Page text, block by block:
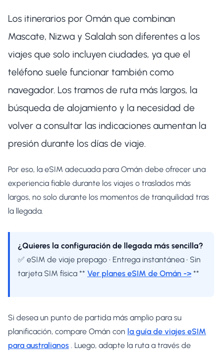
Los itinerarios por Omán que combinan
Mascate, Nizwa y Salalah son diferentes a los
viajes que solo incluyen ciudades, ya que el
teléfono suele funcionar también como
navegador. Los tramos de ruta más largos, la
búsqueda de alojamiento y la necesidad de
volver a consultar las indicaciones aumentan la
presión durante los días de viaje.
Por eso, la eSIM adecuada para Omán debe ofrecer una
experiencia fiable durante los viajes o traslados más
largos, no solo durante los momentos de tranquilidad tras
la llegada.
¿Quieres la configuración de llegada más sencilla?
✅ eSIM de viaje prepago • Entrega instantánea • Sin
tarjeta SIM física ** Ver planes eSIM de Omán -> **
Si desea un punto de partida más amplio para su
planificación, compare Omán con la guía de viajes eSIM
para australianos . Luego, adapte la ruta a través de